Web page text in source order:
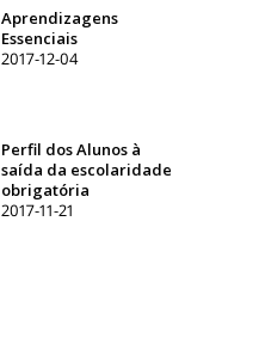
Aprendizagens
Essenciais
2017-12-04
Perfil dos Alunos à
saída da escolaridade
obrigatória
2017-11-21